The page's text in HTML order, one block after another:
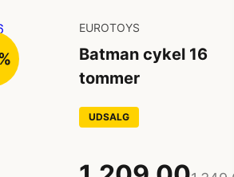
EUROTOYS
Batman cykel 16
tommer
UDSALG